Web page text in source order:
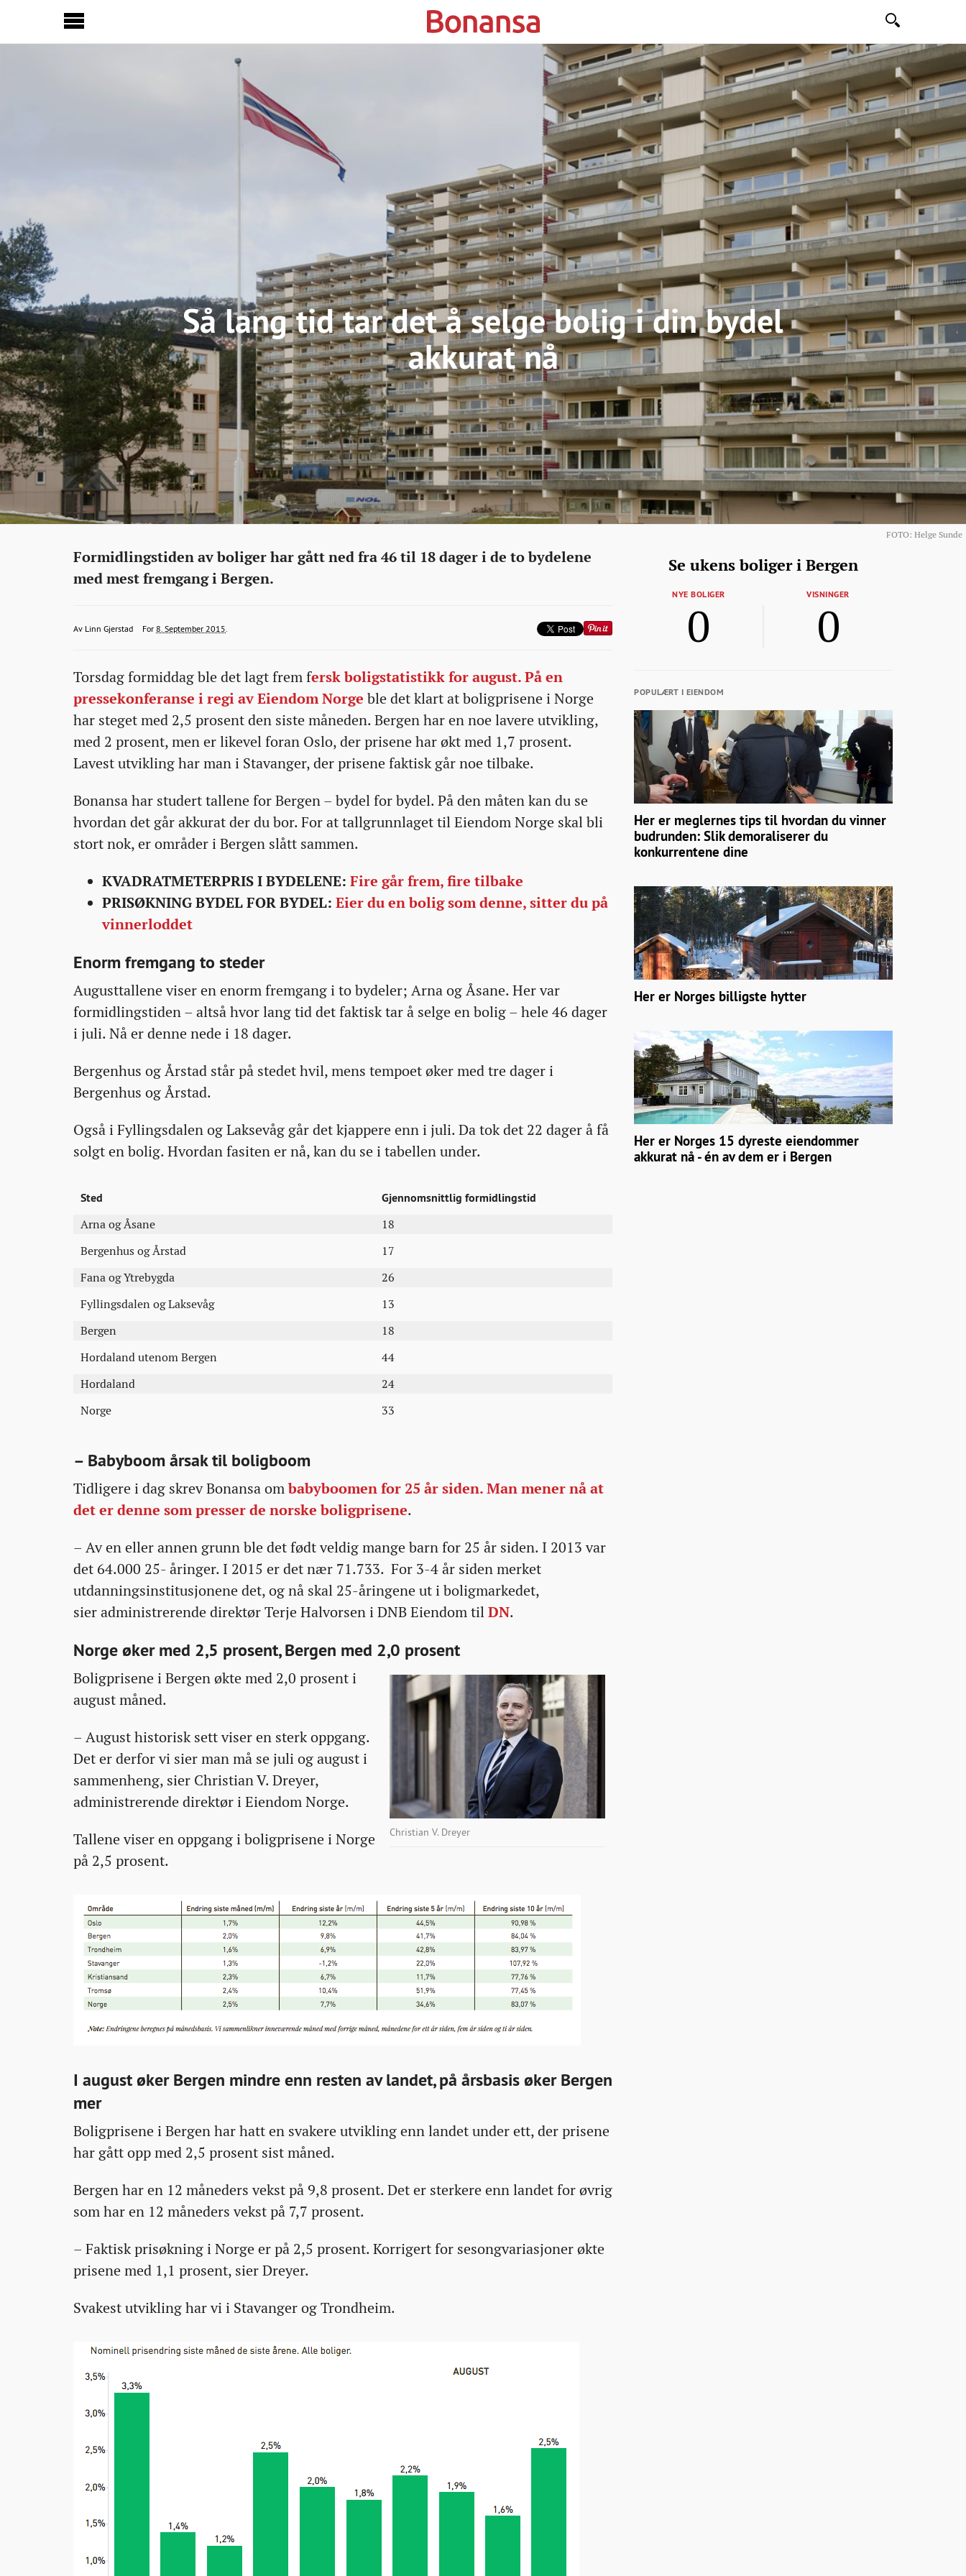
Søk
Så lang tid tar det å selge bolig i din bydel
akkurat nå
FOTO: Helge Sunde
Eiendom
http://bonansa.no/artikkel/sa-
lang-
selge-
bolig-
i-
din-
bydel-
akkurat-
na/
Formidlingstiden av boliger har gått ned fra 46 til 18 dager i de to bydelene
med mest fremgang i Bergen.
Av Linn Gjerstadlinn.gjerstad@bt.no
2015-
08T05:00:47+00:00
2015-
08T05:00:47+00:00
2015-
03T13:42:26+00:00
For 8. September 2015.
Torsdag formiddag ble det lagt frem fersk boligstatistikk for august. På en
pressekonferanse i regi av Eiendom Norge ble det klart at boligprisene i Norge
har steget med 2,5 prosent den siste måneden. Bergen har en noe lavere utvikling,
med 2 prosent, men er likevel foran Oslo, der prisene har økt med 1,7 prosent.
Lavest utvikling har man i Stavanger, der prisene faktisk går noe tilbake.
Bonansa har studert tallene for Bergen – bydel for bydel. På den måten kan du se
hvordan det går akkurat der du bor. For at tallgrunnlaget til Eiendom Norge skal bli
stort nok, er områder i Bergen slått sammen.
KVADRATMETERPRIS I BYDELENE: Fire går frem, fire tilbake
PRISØKNING BYDEL FOR BYDEL: Eier du en bolig som denne, sitter du på
vinnerloddet
Enorm fremgang to steder
Augusttallene viser en enorm fremgang i to bydeler; Arna og Åsane. Her var
formidlingstiden – altså hvor lang tid det faktisk tar å selge en bolig – hele 46 dager
i juli. Nå er denne nede i 18 dager.
Bergenhus og Årstad står på stedet hvil, mens tempoet øker med tre dager i
Bergenhus og Årstad.
Også i Fyllingsdalen og Laksevåg går det kjappere enn i juli. Da tok det 22 dager å få
solgt en bolig. Hvordan fasiten er nå, kan du se i tabellen under.
Sted
Gjennomsnittlig formidlingstid
Arna og Åsane
18
Bergenhus og Årstad
17
Fana og Ytrebygda
26
Fyllingsdalen og Laksevåg
13
Bergen
18
Hordaland utenom Bergen
44
Hordaland
24
Norge
33
– Babyboom årsak til boligboom
Tidligere i dag skrev Bonansa ombabyboomen for 25 år siden. Man mener nå at
det er denne som presser de norske boligprisene.
– Av en eller annen grunn ble det født veldig mange barn for 25 år siden. I 2013 var
det 64.000 25- åringer. I 2015 er det nær 71.733. For 3-4 år siden merket
utdanningsinstitusjonene det, og nå skal 25-åringene ut i boligmarkedet,
sier administrerende direktør Terje Halvorsen i DNB Eiendom tilDN.
Norge øker med 2,5 prosent, Bergen med 2,0 prosent
Christian V. Dreyer
Boligprisene i Bergen økte med 2,0 prosent i
august måned.
– August historisk sett viser en sterk oppgang.
Det er derfor vi sier man må se juli og august i
sammenheng, sier Christian V. Dreyer,
administrerende direktør i Eiendom Norge.
Tallene viser en oppgang i boligprisene i Norge
på 2,5 prosent.
I august øker Bergen mindre enn resten av landet, på årsbasis øker Bergen
mer
Boligprisene i Bergen har hatt en svakere utvikling enn landet under ett, der prisene
har gått opp med 2,5 prosent sist måned.
Bergen har en 12 måneders vekst på 9,8 prosent. Det er sterkere enn landet for øvrig
som har en 12 måneders vekst på 7,7 prosent.
– Faktisk prisøkning i Norge er på 2,5 prosent. Korrigert for sesongvariasjoner økte
prisene med 1,1 prosent, sier Dreyer.
Svakest utvikling har vi i Stavanger og Trondheim.
Se ukens boliger i Bergen
NYE BOLIGER
0
VISNINGER
0
POPULÆRT I EIENDOM
Her er meglernes tips til hvordan du vinner
budrunden: Slik demoraliserer du
konkurrentene dine
Her er Norges billigste hytter
Her er Norges 15 dyreste eiendommer
akkurat nå - én av dem er i Bergen